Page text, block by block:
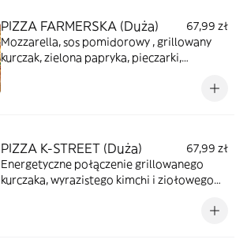
PIZZA FARMERSKA (Duża)
67,99 zł
Mozzarella, sos pomidorowy , grillowany
kurczak, zielona papryka, pieczarki,
PIZZA K-STREET (Duża)
67,99 zł
Energetyczne połączenie grillowanego
kurczaka, wyrazistego kimchi i ziołowego
twist z zieloną papryką i czerwoną cebulką,